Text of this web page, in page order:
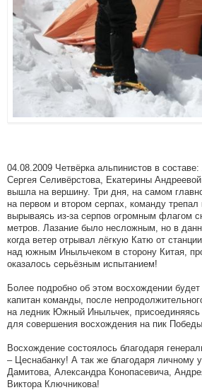
04.08.2009 Четвёрка альпинистов в
Сергея Селивёрстова, Екатерины
вышла на вершину. Три дня, на самом
на первом и втором серпах, команду трепал
вырываясь из-за серпов огромным флагом
метров. Лазание было несложным, но в
когда ветер отрывал лёгкую Катю от
над южным Иныльчеком в сторону Китая,
оказалось серьёзным испытанием!
Более подробно об этом восхождении будет
капитан команды, после
на ледник Южный Иныльчек,
для совершения восхождения на пик
Восхождение состоялось благодаря
– Цеснабанку! А так же благодаря личному
Дамитова, Александра Конопасевича,
Виктора Ключникова!